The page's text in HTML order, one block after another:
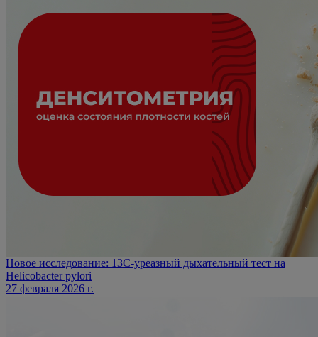
Новое исследование: 13С-уреазный дыхательный тест на
Helicobacter pylori
27 февраля 2026 г.